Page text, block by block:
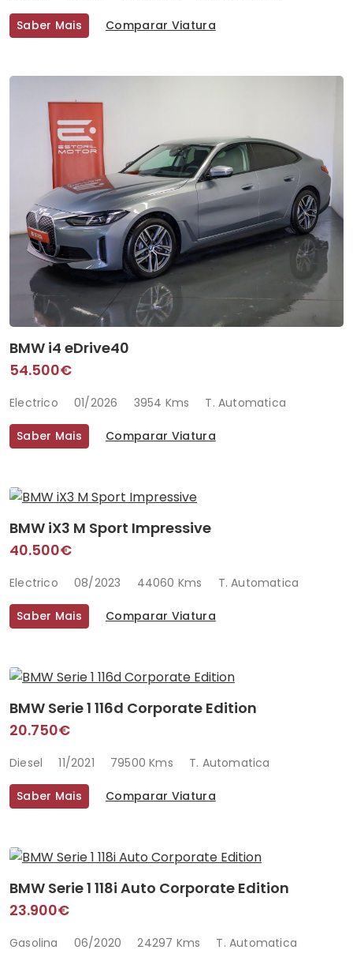
Saber Mais Comparar Viatura
BMW i4 eDrive40
54.500€
Electrico 01/2026 3954 Kms T. Automatica
Saber Mais Comparar Viatura
BMW iX3 M Sport Impressive
40.500€
Electrico 08/2023 44060 Kms T. Automatica
Saber Mais Comparar Viatura
BMW Serie 1 116d Corporate Edition
20.750€
Diesel 11/2021 79500 Kms T. Automatica
Saber Mais Comparar Viatura
BMW Serie 1 118i Auto Corporate Edition
23.900€
Gasolina 06/2020 24297 Kms T. Automatica